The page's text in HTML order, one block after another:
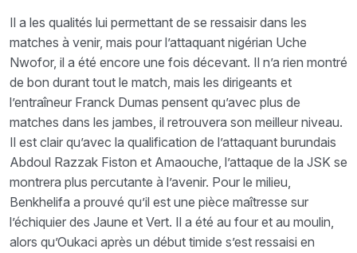
Il a les qualités lui permettant de se ressaisir dans les
matches à venir, mais pour l’attaquant nigérian Uche
Nwofor, il a été encore une fois décevant. Il n’a rien montré
de bon durant tout le match, mais les dirigeants et
l’entraîneur Franck Dumas pensent qu’avec plus de
matches dans les jambes, il retrouvera son meilleur niveau.
Il est clair qu’avec la qualification de l’attaquant burundais
Abdoul Razzak Fiston et Amaouche, l’attaque de la JSK se
montrera plus percutante à l’avenir. Pour le milieu,
Benkhelifa a prouvé qu’il est une pièce maîtresse sur
l’échiquier des Jaune et Vert. Il a été au four et au moulin,
alors qu’Oukaci après un début timide s’est ressaisi en